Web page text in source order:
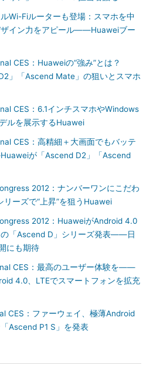
Wi-Fiルーターも登場：スマホを中
ザイン力をアピール――Huaweiブー
CES：Huaweiの“強み”とは？
」「Ascend Mate」の狙いとスマホ
CES：6.1インチスマホやWindows
ルを展示するHuawei
CES：高精細＋大画面でもバッテ
が「Ascend D2」「Ascend
2012：ナンバーワンにこだわ
ーズで“上昇”を狙うHuawei
2012：HuaweiがAndroid 4.0
の「Ascend D」シリーズ発表――日
にも期待
CES：最高のユーザー体験を――
4.0、LTEでスマートフォンを拡充
CES：ファーウェイ、極薄Android
Ascend P1 S」を発表